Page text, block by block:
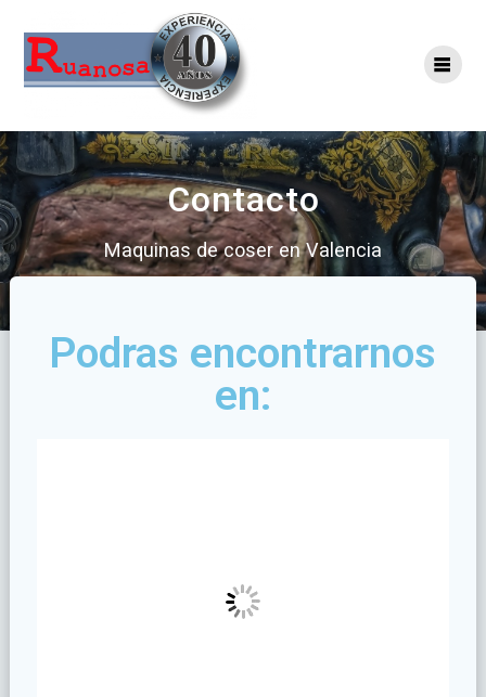
Contacto
Maquinas de coser en Valencia
Podras encontrarnos
en: